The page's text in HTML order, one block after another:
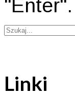
"Enter".
Linki